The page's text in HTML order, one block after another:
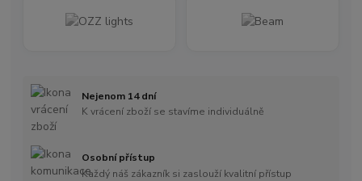
Nejenom 14 dní
K vrácení zboží se stavíme individuálně
Osobní přístup
Každý náš zákazník si zaslouží kvalitní přístup